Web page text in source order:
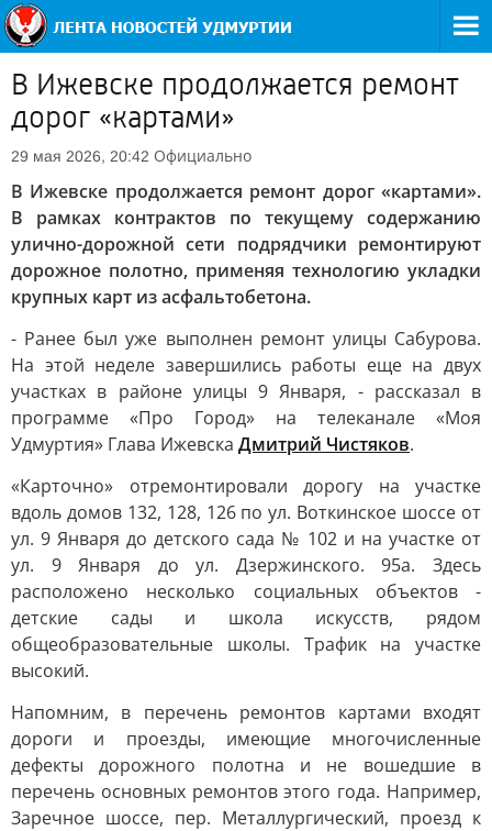
В Ижевске продолжается ремонт
дорог «картами»
29 мая 2026, 20:42 Официально
В Ижевске продолжается ремонт дорог «картами».
В рамках контрактов по текущему содержанию
улично-дорожной сети подрядчики ремонтируют
дорожное полотно, применяя технологию укладки
крупных карт из асфальтобетона.
- Ранее был уже выполнен ремонт улицы Сабурова.
На этой неделе завершились работы еще на двух
участках в районе улицы 9 Января, - рассказал в
программе «Про Город» на телеканале «Моя
Удмуртия» Глава Ижевска Дмитрий Чистяков.
«Карточно» отремонтировали дорогу на участке
вдоль домов 132, 128, 126 по ул. Воткинское шоссе от
ул. 9 Января до детского сада № 102 и на участке от
ул. 9 Января до ул. Дзержинского. 95а. Здесь
расположено несколько социальных объектов -
детские сады и школа искусств, рядом
общеобразовательные школы. Трафик на участке
высокий.
Напомним, в перечень ремонтов картами входят
дороги и проезды, имеющие многочисленные
дефекты дорожного полотна и не вошедшие в
перечень основных ремонтов этого года. Например,
Заречное шоссе, пер. Металлургический, проезд к